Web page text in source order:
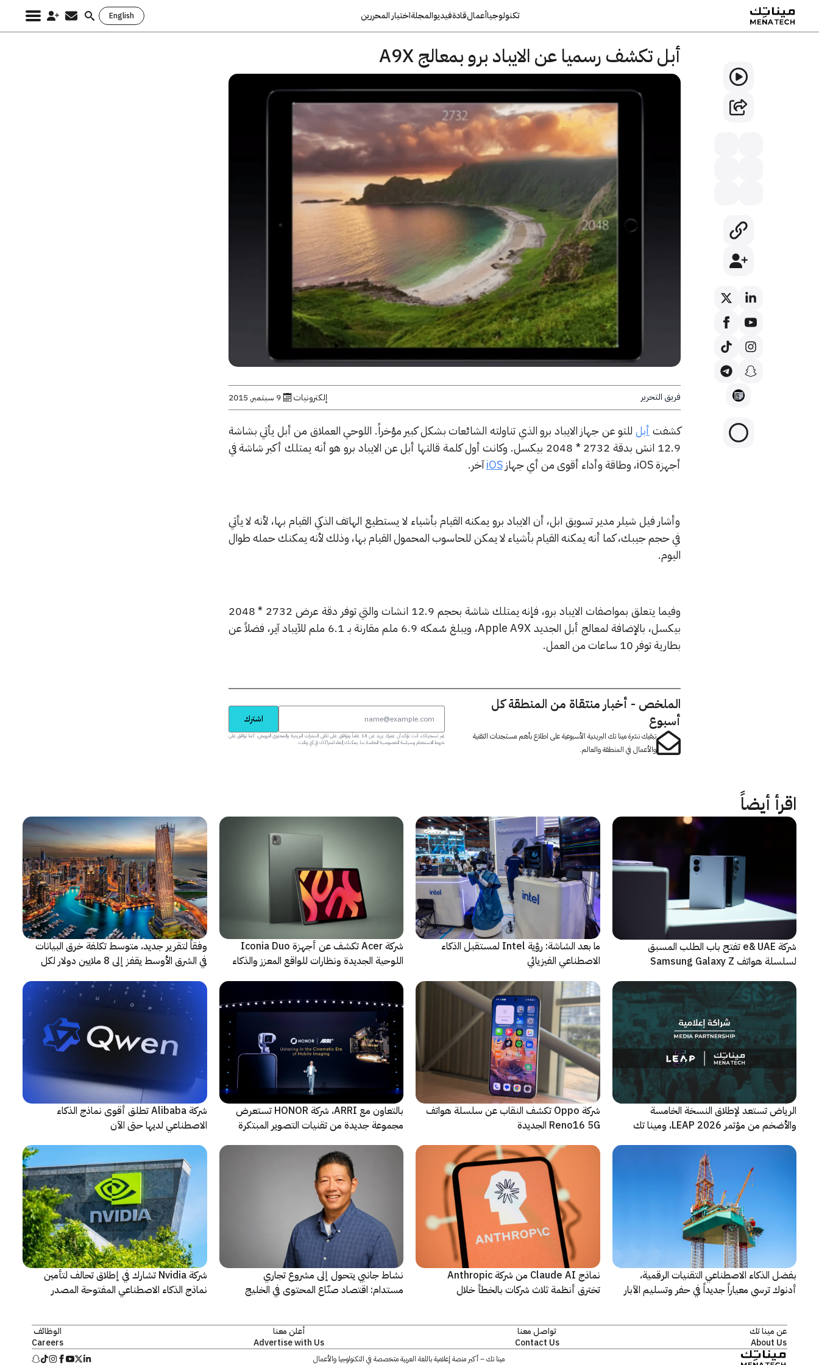
تكنولوجياأعمالقادةفيديوالمجلةاختيار المحررين English
Search
أبل تكشف رسميا عن الايباد برو بمعالج A9X
فريق التحرير إلكترونيات 9 سبتمبر, 2015
كشفت أبلللتو عن جهاز الايباد برو الذي تناولته الشائعات بشكل كبير مؤخراً. اللوحي العملاق من أبل يأتي بشاشة
12.9 انش بدقة 2732 * 2048 بيكسل. وكانت أول كلمة قالتها أبل عن الايباد برو هو أنه يمتلك أكبر شاشة في
أجهزة iOS، وطاقة وأداء أقوى من أي جهاز
iOSآخر.
وأشار فيل شيلر مدير تسويق ابل، أن الايباد برو يمكنه القيام بأشياء لا يستطيع الهاتف الذكي القيام بها، لأنه لا يأتي
في حجم جيبك، كما أنه يمكنه القيام بأشياء لا يمكن للحاسوب المحمول القيام بها، وذلك لأنه يمكنك حمله طوال
اليوم.
وفيما يتعلق بمواصفات الايباد برو، فإنه يمتلك شاشة بحجم 12.9 انشات والتي توفر دقة عرض 2732 * 2048
بيكسل، بالإضافة لمعالج أبل الجديد Apple A9X، ويبلغ سُمكه 6.9 ملم مقارنة بـ 6.1 ملم للآيباد آير، فضلاً عن
بطارية توفر 10 ساعات من العمل.
الملخص - أخبار منتقاة من المنطقة كل
أسبوع
تبقيك نشرة مينا تك البريدية الأسبوعية على اطلاع بأهم مستجدات التقنية
والأعمال في المنطقة والعالم.
اشترك
عبر تسجيلك، أنت تؤكد أن عمرك يزيد عن 18 عاماً وتوافق على تلقي النشرات البريدية والمحتوى الترويجي، كما توافق على
شروط الاستخدام وسياسة الخصوصية الخاصة بنا. يمكنك إلغاء اشتراكك في أي وقت.
اقرأ أيضاً
شركة e& UAE تفتح باب الطلب المسبق
لسلسلة هواتف Samsung Galaxy Z
ﻣا بعد الشاشة: رؤية Intel لمستقبل اﻟذﻛﺎء
الاصطناعي الفيزيائي
شركة Acer تكشف عن أجهزة Iconia Duo
اللوحية الجديدة ونظارات للواقع المعزز والذكاء
وفقاً لتقرير جديد، متوسط تكلفة خرق البيانات
في الشرق الأوسط يقفز إلى 8 ملايين دولار لكل
الرياض تستعد لإطلاق النسخة الخامسة
والأضخم من مؤتمر LEAP 2026، ومينا تك
شركة Oppo تكشف النقاب عن سلسلة هواتف
Reno16 5G الجديدة
بالتعاون مع ARRI، شركة HONOR تستعرض
مجموعة جديدة من تقنيات التصوير المبتكرة
شركة Alibaba تطلق أقوى نماذج الذكاء
الاصطناعي لديها حتى الآن
بفضل الذكاء الاصطناعي التقنيات الرقمية،
أدنوك ترسي معياراً جديداً في حفر وتسليم الآبار
نماذج Claude AI من شركة Anthropic
تخترق أنظمة ثلاث شركات بالخطأ خلال
نشاط جانبي يتحول إلى مشروع تجاري
مستدام: اقتصاد صنّاع المحتوى في الخليج
شركة Nvidia تشارك في إطلاق تحالف لتأمين
نماذج الذكاء الاصطناعي المفتوحة المصدر
عن مينا تك
About Us
تواصل معنا
Contact Us
أعلن معنا
Advertise with Us
الوظائف
Careers
مينا تك – أكبر منصة إعلامية باللغة العربية متخصصة في التكنولوجيا والأعمال